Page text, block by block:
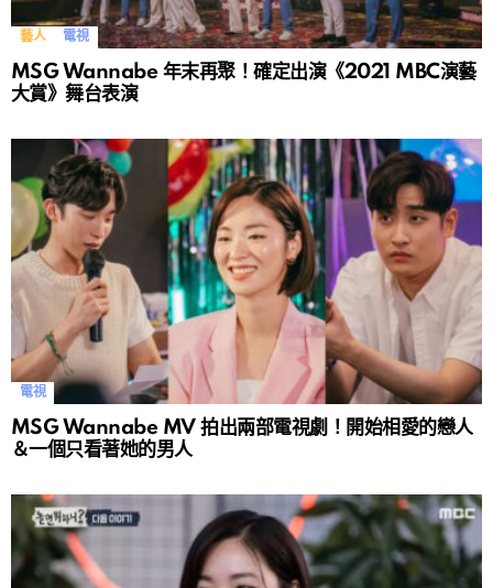
藝人 電視
MSG Wannabe 年末再聚！確定出演《2021 MBC演藝
大賞》舞台表演
電視
MSG Wannabe MV 拍出兩部電視劇！開始相愛的戀人
＆一個只看著她的男人